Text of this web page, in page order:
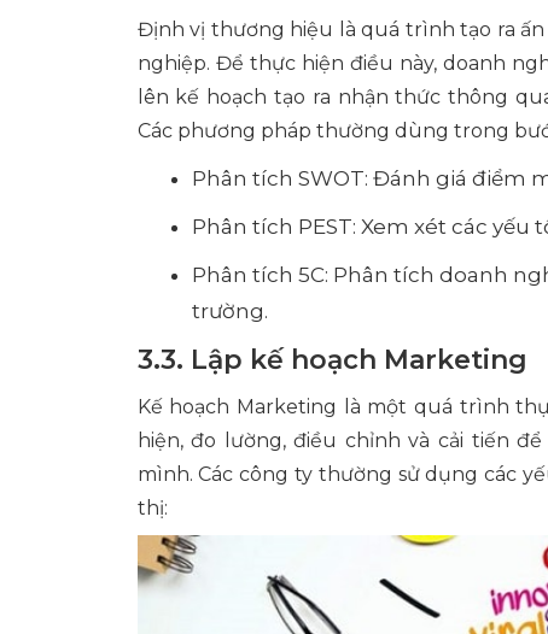
Định vị thương hiệu là quá trình tạo ra
nghiệp. Để thực hiện điều này, doanh
lên kế hoạch tạo ra nhận thức thông
Các phương pháp thường dùng trong
Phân tích SWOT: Đánh giá điểm
Phân tích PEST: Xem xét các
Phân tích 5C: Phân tích doanh
trường.
3.3. Lập kế hoạch Marketing
Kế hoạch Marketing là một quá trình
hiện, đo lường, điều chỉnh và cải tiến
mình. Các công ty thường sử dụng các
thị: